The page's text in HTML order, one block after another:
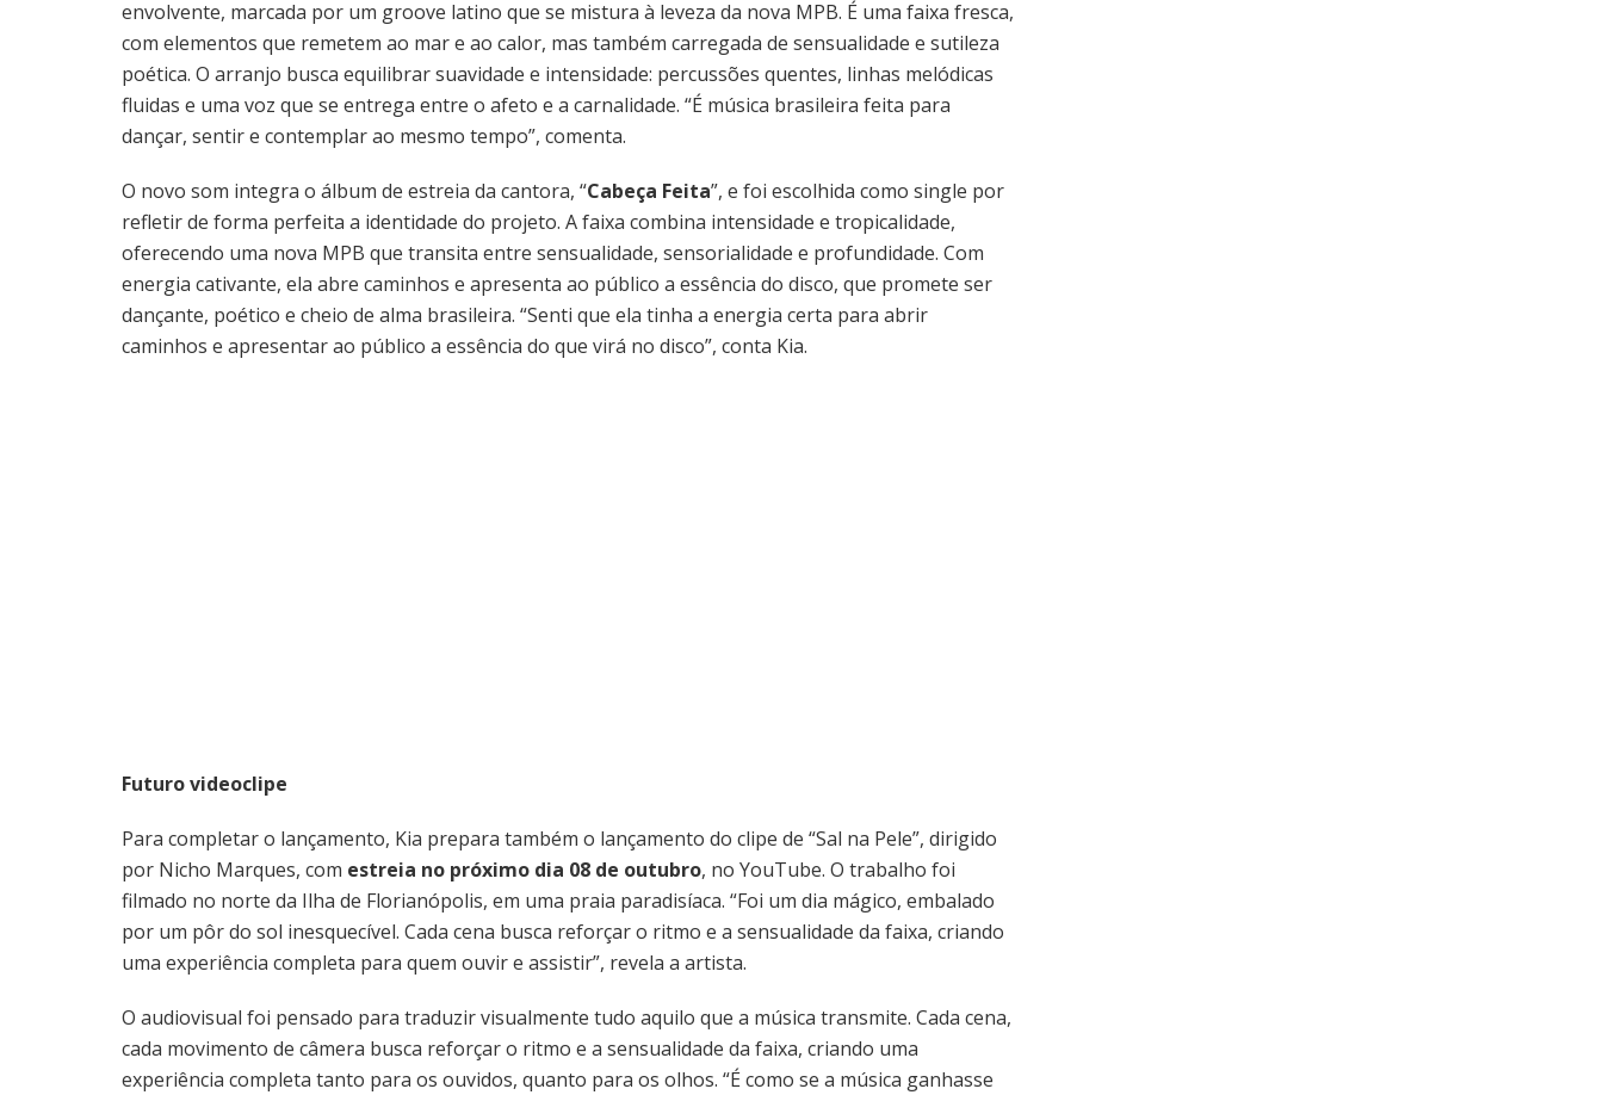
envolvente, marcada por um groove latino que se mistura à leveza da nova MPB. É uma faixa fresca,
com elementos que remetem ao mar e ao calor, mas também carregada de sensualidade e sutileza
poética. O arranjo busca equilibrar suavidade e intensidade: percussões quentes, linhas melódicas
fluidas e uma voz que se entrega entre o afeto e a carnalidade. “É música brasileira feita para
dançar, sentir e contemplar ao mesmo tempo”, comenta.
O novo som integra o álbum de estreia da cantora, “Cabeça Feita”, e foi escolhida como single por
refletir de forma perfeita a identidade do projeto. A faixa combina intensidade e tropicalidade,
oferecendo uma nova MPB que transita entre sensualidade, sensorialidade e profundidade. Com
energia cativante, ela abre caminhos e apresenta ao público a essência do disco, que promete ser
dançante, poético e cheio de alma brasileira. “Senti que ela tinha a energia certa para abrir
caminhos e apresentar ao público a essência do que virá no disco”, conta Kia.
Futuro videoclipe
Para completar o lançamento, Kia prepara também o lançamento do clipe de “Sal na Pele”, dirigido
por Nicho Marques, com estreia no próximo dia 08 de outubro, no YouTube. O trabalho foi
filmado no norte da Ilha de Florianópolis, em uma praia paradisíaca. “Foi um dia mágico, embalado
por um pôr do sol inesquecível. Cada cena busca reforçar o ritmo e a sensualidade da faixa, criando
uma experiência completa para quem ouvir e assistir”, revela a artista.
O audiovisual foi pensado para traduzir visualmente tudo aquilo que a música transmite. Cada cena,
cada movimento de câmera busca reforçar o ritmo e a sensualidade da faixa, criando uma
experiência completa tanto para os ouvidos, quanto para os olhos. “É como se a música ganhasse